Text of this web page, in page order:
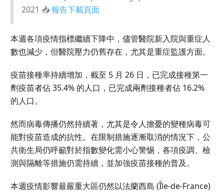
2021 📥報告下載頁面
本週各項疫情指標繼續下降中，儘管醫院新入院與重症人
數也減少，但醫院壓力仍舊存在，尤其是重症監護方面。
疫苗接種率持續增加，截至 5 月 26 日，已完成接種第一
劑疫苗者佔 35.4% 的人口，已完成兩劑接種者佔 16.2%
的人口。
然而病毒傳播仍然持續著，尤其是令人擔憂的變種病毒可
能對疫苗造成的抗性。在限制措施逐漸取消的情況下，公
共衛生局仍呼籲對於指數變化需小心警惕，各項疫調、檢
測與隔離等措施仍需持續，並加強疫苗接種的普及。
本週疫情影響最嚴重大區仍然以法蘭西島 (Île-de-France)